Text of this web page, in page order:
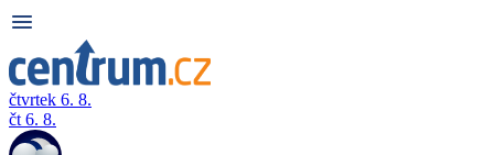
čtvrtek 6. 8.
čt 6. 8.